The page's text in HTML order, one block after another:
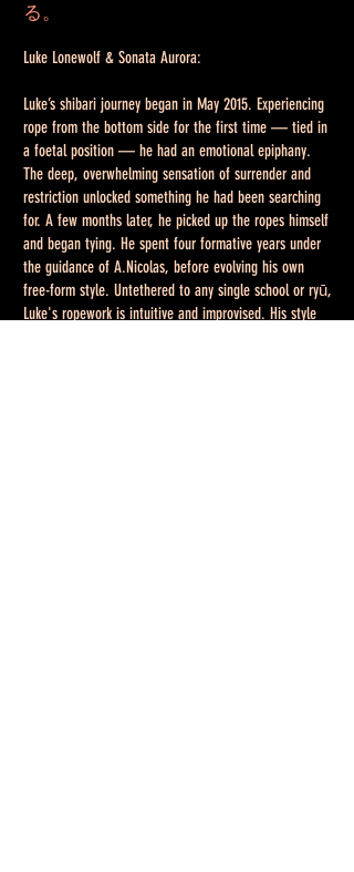
る。
Luke Lonewolf & Sonata Aurora:
Luke’s shibari journey began in May 2015. Experiencing
rope from the bottom side for the first time — tied in
a foetal position — he had an emotional epiphany.
The deep, overwhelming sensation of surrender and
restriction unlocked something he had been searching
for. A few months later, he picked up the ropes himself
and began tying. He spent four formative years under
the guidance of A.Nicolas, before evolving his own
free-form style. Untethered to any single school or ryū,
Luke's ropework is intuitive and improvised. His style